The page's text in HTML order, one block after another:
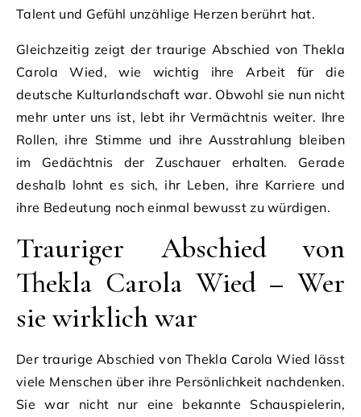
Talent und Gefühl unzählige Herzen berührt hat.
Gleichzeitig zeigt der traurige Abschied von Thekla
Carola Wied, wie wichtig ihre Arbeit für die
deutsche Kulturlandschaft war. Obwohl sie nun nicht
mehr unter uns ist, lebt ihr Vermächtnis weiter. Ihre
Rollen, ihre Stimme und ihre Ausstrahlung bleiben
im Gedächtnis der Zuschauer erhalten. Gerade
deshalb lohnt es sich, ihr Leben, ihre Karriere und
ihre Bedeutung noch einmal bewusst zu würdigen.
Trauriger Abschied von
Thekla Carola Wied – Wer
sie wirklich war
Der traurige Abschied von Thekla Carola Wied lässt
viele Menschen über ihre Persönlichkeit nachdenken.
Sie war nicht nur eine bekannte Schauspielerin,